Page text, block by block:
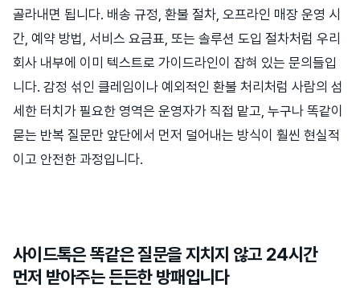
골라내면 됩니다. 배송 규정, 환불 절차, 오프라인 매장 운영 시
간, 예약 방법, 서비스 요금표, 또는 솔루션 도입 절차처럼 우리
회사 내부에 이미 텍스트로 가이드라인이 잡혀 있는 문의들입
니다. 감정 섞인 클레임이나 예외적인 환불 처리처럼 사람의 섬
세한 터치가 필요한 영역은 운영자가 직접 맡고, 누구나 똑같이
묻는 반복 질문만 앞단에서 먼저 덜어내는 방식이 훨씬 현실적
이고 안전한 과정입니다.
사이드톡은 똑같은 질문을 지치지 않고 24시간
먼저 받아주는 든든한 방패입니다